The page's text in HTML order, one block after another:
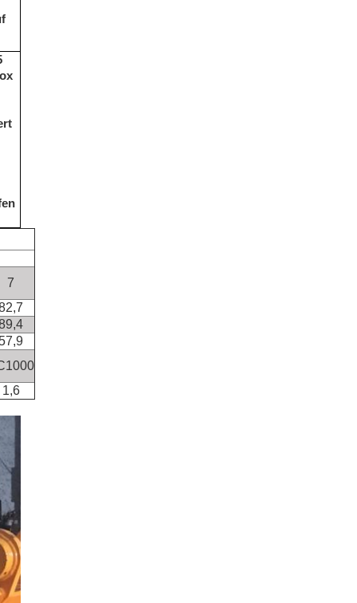
7
1,6